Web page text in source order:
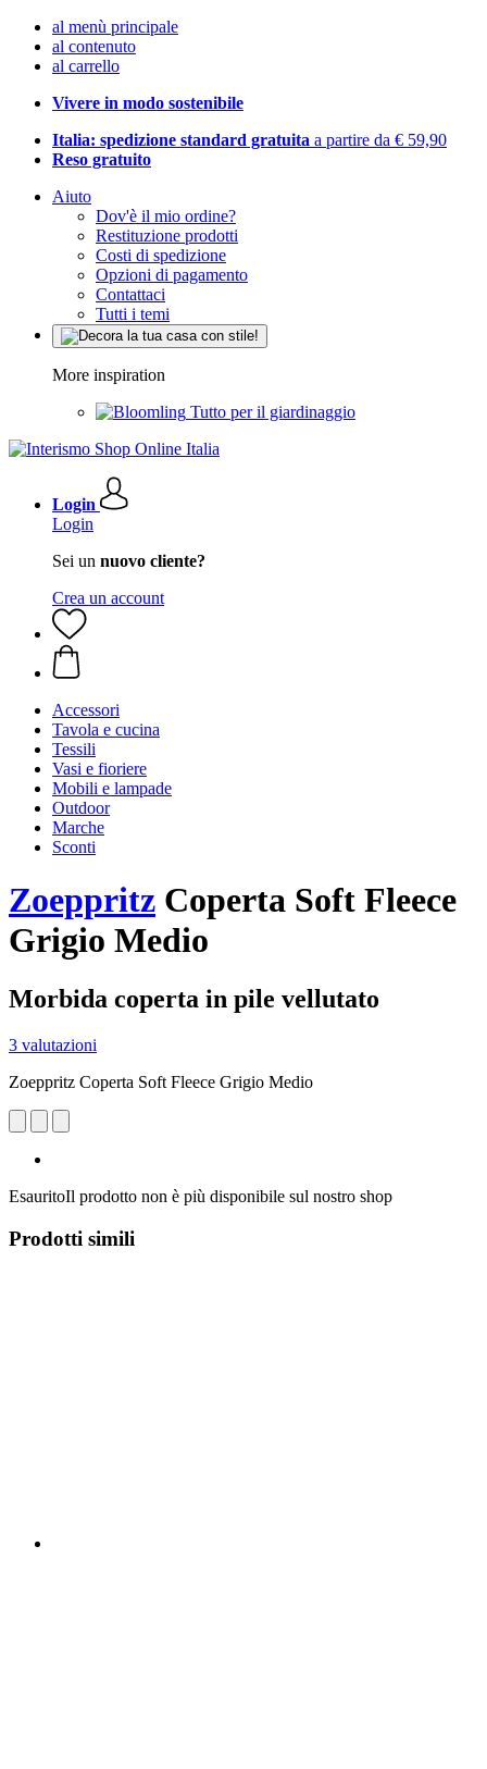
al menù principale
al contenuto
al carrello
Vivere in modo sostenibile
Italia: spedizione standard gratuita a partire da € 59,90
Reso gratuito
Aiuto
Dov'è il mio ordine?
Restituzione prodotti
Costi di spedizione
Opzioni di pagamento
Contattaci
Tutti i temi
More inspiration
Tutto per il giardinaggio
Login
Login
Sei un nuovo cliente?
Crea un account
Accessori
Tavola e cucina
Tessili
Vasi e fioriere
Mobili e lampade
Outdoor
Marche
Sconti
Zoeppritz Coperta Soft Fleece
Grigio Medio
Morbida coperta in pile vellutato
3 valutazioni
Zoeppritz Coperta Soft Fleece Grigio Medio
EsauritoIl prodotto non è più disponibile sul nostro shop
Prodotti simili